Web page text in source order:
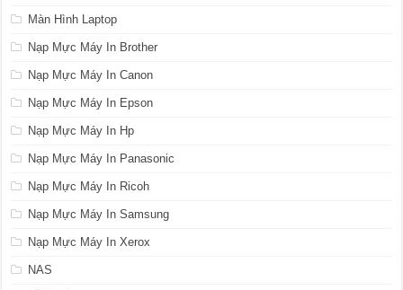
Màn Hình Laptop
Nạp Mực Máy In Brother
Nạp Mực Máy In Canon
Nạp Mực Máy In Epson
Nạp Mực Máy In Hp
Nạp Mực Máy In Panasonic
Nạp Mực Máy In Ricoh
Nạp Mực Máy In Samsung
Nạp Mực Máy In Xerox
NAS